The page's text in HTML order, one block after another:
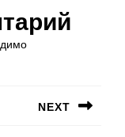
NEXT